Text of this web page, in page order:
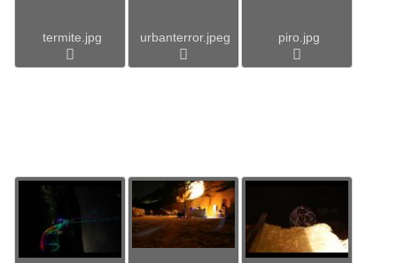
termite.jpg urbanterror.jpeg piro.jpg